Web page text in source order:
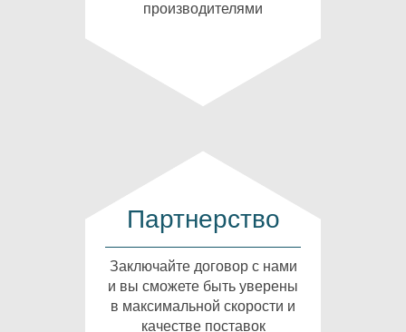
производителями
Партнерство
Заключайте договор с нами
и вы сможете быть уверены
в максимальной скорости и
качестве поставок